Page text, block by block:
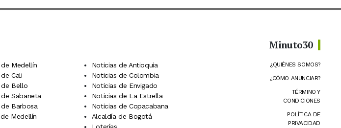
Medellín
Noticias de Antioquia
Cali
Noticias de Colombia
de Bello
Noticias de Envigado
Sabaneta
Noticias de La Estrella
Barbosa
Noticias de Copacabana
Medellín
Alcaldía de Bogotá
Minuto30
¿QUIÉNES SOMOS?
¿CÓMO ANUNCIAR?
TÉRMINO Y
CONDICIONES
POLÍTICA DE
PRIVACIDAD